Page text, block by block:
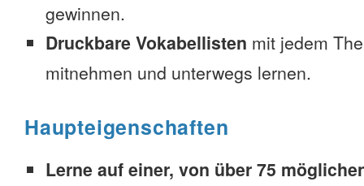
gewinnen.
Druckbare Vokabellisten mit jedem
mitnehmen und unterwegs lernen.
Haupteigenschaften
Lerne auf einer, von über 75